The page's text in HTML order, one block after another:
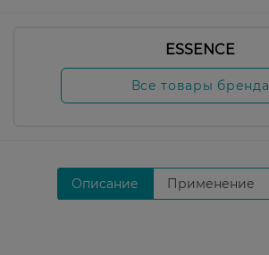
ESSENCE
Все товары бренда
Описание Применение